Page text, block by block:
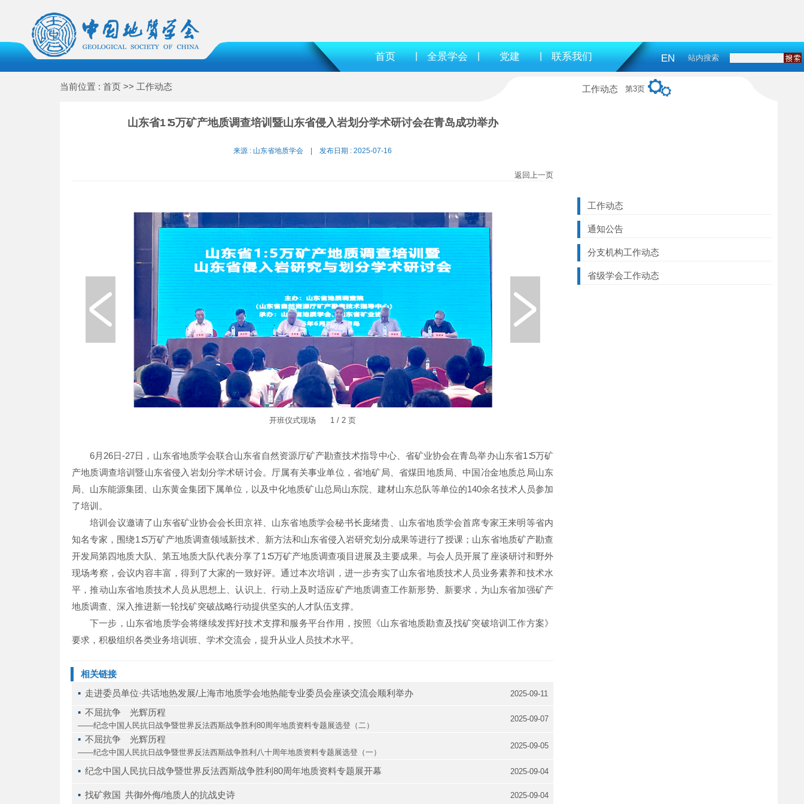
首页 | 全景学会 | 党建 | 联系我们 EN 站内搜索
当前位置 : 首页 >> 工作动态 工作动态 第3页
山东省1∶5万矿产地质调查培训暨山东省侵入岩划分学术研讨会在青岛成功举办
来源 : 山东省地质学会 | 发布日期 : 2025-07-16
返回上一页
开班仪式现场 1 / 2 页
6月26日-27日，山东省地质学会联合山东省自然资源厅矿产勘查技术指导中心、省矿业协会在青岛举办山东省1∶5万矿
产地质调查培训暨山东省侵入岩划分学术研讨会。厅属有关事业单位，省地矿局、省煤田地质局、中国冶金地质总局山东
局、山东能源集团、山东黄金集团下属单位，以及中化地质矿山总局山东院、建材山东总队等单位的140余名技术人员参加
了培训。
培训会议邀请了山东省矿业协会会长田京祥、山东省地质学会秘书长庞绪贵、山东省地质学会首席专家王来明等省内
知名专家，围绕1∶5万矿产地质调查领域新技术、新方法和山东省侵入岩研究划分成果等进行了授课；山东省地质矿产勘查
开发局第四地质大队、第五地质大队代表分享了1∶5万矿产地质调查项目进展及主要成果。与会人员开展了座谈研讨和野外
现场考察，会议内容丰富，得到了大家的一致好评。通过本次培训，进一步夯实了山东省地质技术人员业务素养和技术水
平，推动山东省地质技术人员从思想上、认识上、行动上及时适应矿产地质调查工作新形势、新要求，为山东省加强矿产
地质调查、深入推进新一轮找矿突破战略行动提供坚实的人才队伍支撑。
下一步，山东省地质学会将继续发挥好技术支撑和服务平台作用，按照《山东省地质勘查及找矿突破培训工作方案》
要求，积极组织各类业务培训班、学术交流会，提升从业人员技术水平。
相关链接
▪ 走进委员单位·共话地热发展/上海市地质学会地热能专业委员会座谈交流会顺利举办 2025-09-11
▪ 不屈抗争 光辉历程
——纪念中国人民抗日战争暨世界反法西斯战争胜利80周年地质资料专题展选登（二）
2025-09-07
▪ 不屈抗争 光辉历程
——纪念中国人民抗日战争暨世界反法西斯战争胜利八十周年地质资料专题展选登（一）
2025-09-05
▪ 纪念中国人民抗日战争暨世界反法西斯战争胜利80周年地质资料专题展开幕 2025-09-04
▪ 找矿救国 共御外侮/地质人的抗战史诗 2025-09-04
工作动态
通知公告
分支机构工作动态
省级学会工作动态